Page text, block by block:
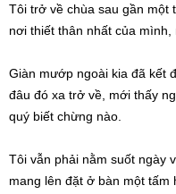
Tôi trở về chùa sau gần một
nơi thiết thân nhất của mình,
Giàn mướp ngoài kia đã kết
đâu đó xa trở về, mới thấy
quý biết chừng nào.
Tôi vẫn phải nằm suốt ngày
mang lên đặt ở bàn một tấm